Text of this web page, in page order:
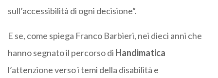
sull’accessibilità di ogni decisione”.
E se, come spiega Franco Barbieri, nei dieci anni che
hanno segnato il percorso di Handimatica
l’attenzione verso i temi della disabilità e